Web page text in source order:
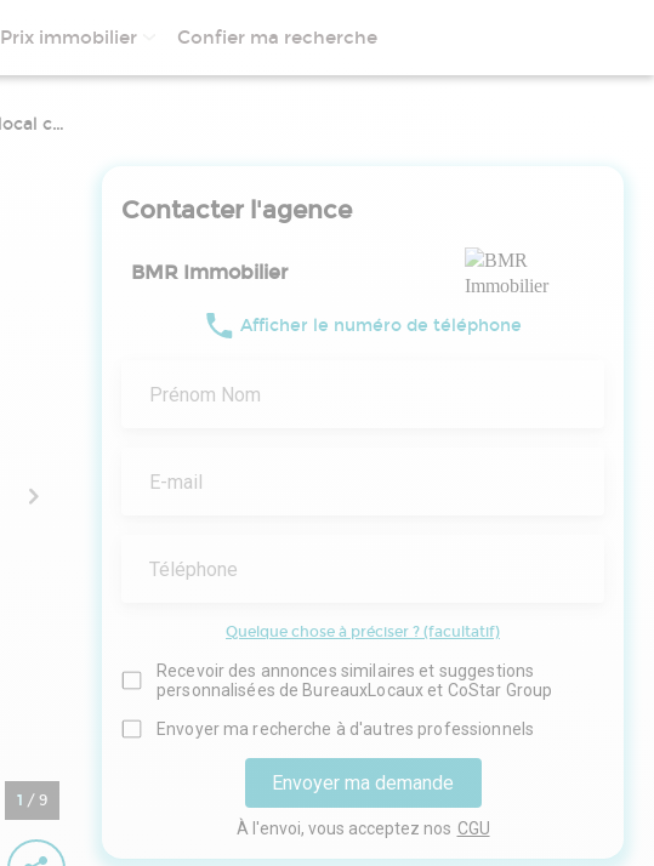
Prix immobilier Confier ma recherche
À vendre lyon 6 - local commercial de 91 m2
1 / 9
Contacter l'agence
BMR Immobilier
Afficher le numéro de téléphone
Prénom Nom
E-mail
Téléphone
Quelque chose à préciser ? (facultatif)
Recevoir des annonces similaires et suggestions
personnalisées de BureauxLocaux et CoStar Group
Envoyer ma recherche à d'autres professionnels
Envoyer ma demande
À l'envoi, vous acceptez nos CGU